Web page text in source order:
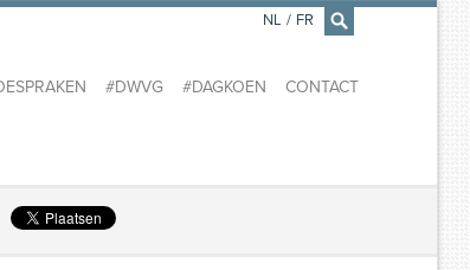
×
#DWVG #DAGKOEN CONTACT
NL / FR